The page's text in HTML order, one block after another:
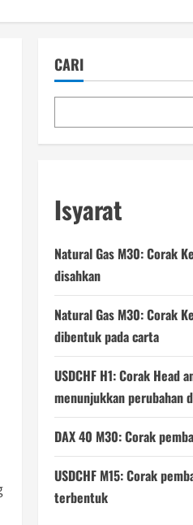
CARI
Isyarat
Natural Gas M30: Corak
disahkan
Natural Gas M30: Corak
dibentuk pada carta
USDCHF H1: Corak Head
menunjukkan perubahan
DAX 40 M30: Corak
USDCHF M15: Corak
terbentuk